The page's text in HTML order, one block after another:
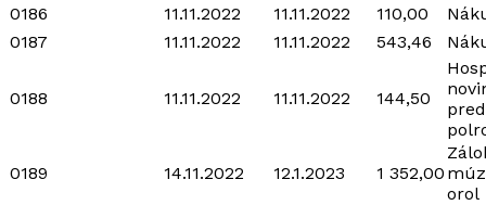
0186
11.11.2022 11.11.2022 110,00
0187
11.11.2022 11.11.2022 543,46
0188 11.11.2022 11.11.2022 144,50
0189 14.11.2022 12.1.2023 1 352,00
orol